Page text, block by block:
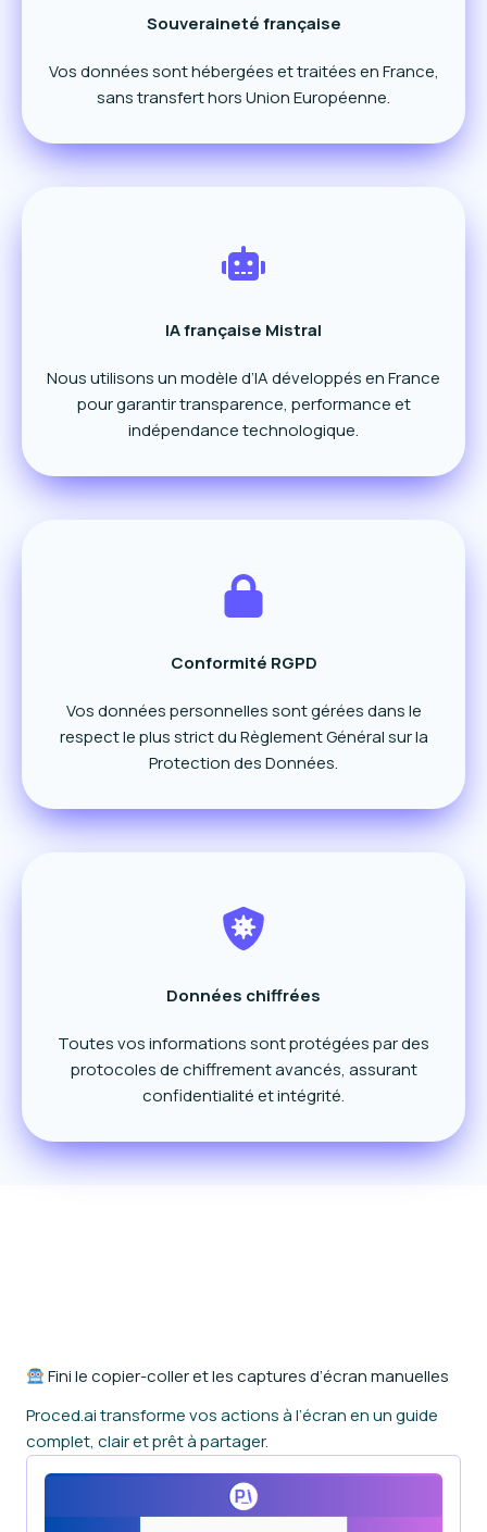
Souveraineté française
Vos données sont hébergées et traitées en France,
sans transfert hors Union Européenne.
IA française Mistral
Nous utilisons un modèle d’IA développés en France
pour garantir transparence, performance et
indépendance technologique.
Conformité RGPD
Vos données personnelles sont gérées dans le
respect le plus strict du Règlement Général sur la
Protection des Données.
Données chiffrées
Toutes vos informations sont protégées par des
protocoles de chiffrement avancés, assurant
confidentialité et intégrité.
Fini le copier-coller et les captures d’écran manuelles
Proced.ai transforme vos actions à l’écran en un guide
complet, clair et prêt à partager.